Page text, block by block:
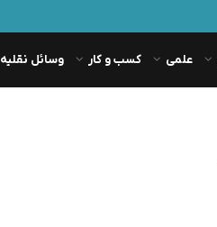
علمی کسب و کار وسائل نقلیه